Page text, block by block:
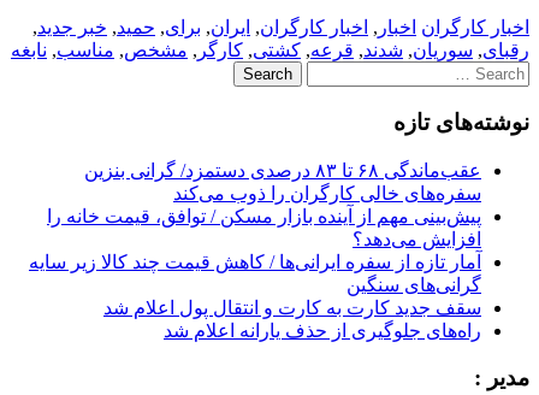
اخبار کارگران اخبار , اخبار کارگران, ايران, برای, حميد, خبر جدید,
رقبای, سوريان, شدند, قرعه, كشتی, کارگر , مشخص, مناسب, نابغه
Search
for:
نوشته‌های تازه
عقب‌ماندگی ۶۸ تا ۸۳ درصدی دستمزد/ گرانی بنزین
سفره‌های خالی کارگران را ذوب می‌کند
پیش‌بینی مهم از آینده بازار مسکن / توافق، قیمت خانه را
افزایش می‌دهد؟
آمار تازه از سفره ایرانی‌ها / کاهش قیمت چند کالا زیر سایه
گرانی‌های سنگین
سقف جدید کارت به کارت و انتقال پول اعلام شد
راه‌های جلوگیری از حذف یارانه اعلام شد
مدیر :